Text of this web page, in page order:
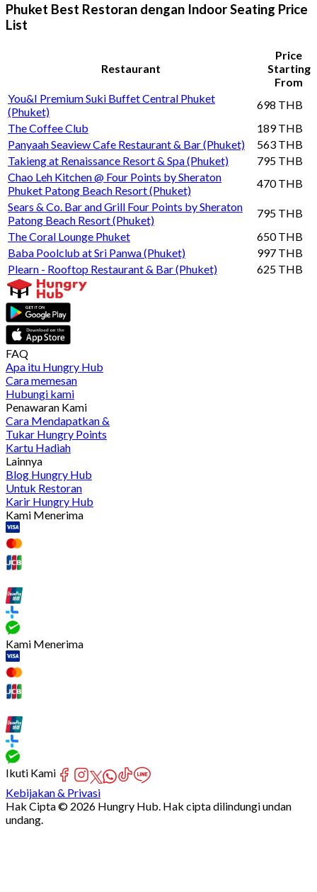
Phuket Best Restoran dengan Indoor Seating Price
List
Restaurant
Price
Starting
From
You&I Premium Suki Buffet Central Phuket
(Phuket)
698 THB
The Coffee Club
189 THB
Panyaah Seaview Cafe Restaurant & Bar (Phuket)
563 THB
Takieng at Renaissance Resort & Spa (Phuket)
795 THB
Chao Leh Kitchen @ Four Points by Sheraton
Phuket Patong Beach Resort (Phuket)
470 THB
Sears & Co. Bar and Grill Four Points by Sheraton
Patong Beach Resort (Phuket)
795 THB
The Coral Lounge Phuket
650 THB
Baba Poolclub at Sri Panwa (Phuket)
997 THB
Plearn - Rooftop Restaurant & Bar (Phuket)
625 THB
FAQ
Apa itu Hungry Hub
Cara memesan
Hubungi kami
Penawaran Kami
Cara Mendapatkan &
Tukar Hungry Points
Kartu Hadiah
Lainnya
Blog Hungry Hub
Untuk Restoran
Karir Hungry Hub
Kami Menerima
Kami Menerima
Ikuti Kami
Kebijakan & Privasi
Hak Cipta © 2026 Hungry Hub. Hak cipta dilindungi undan
undang.